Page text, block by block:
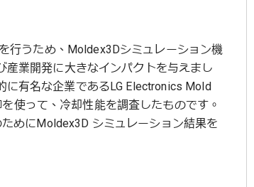
行うため、Moldex3Dシミュレーション機
産業開発に大きなインパクトを与えまし
に有名な企業であるLG Electronics Mold
使って、冷却性能を調査したものです。
めにMoldex3D シミュレーション結果を